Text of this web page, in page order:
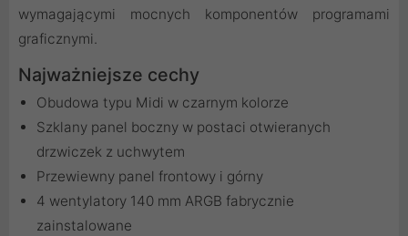
wymagającymi mocnych komponentów programami
graficznymi.
Najważniejsze cechy
Obudowa typu Midi w czarnym kolorze
Szklany panel boczny w postaci otwieranych
drzwiczek z uchwytem
Przewiewny panel frontowy i górny
4 wentylatory 140 mm ARGB fabrycznie
zainstalowane